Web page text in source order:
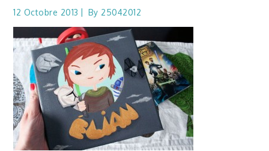
12 Octobre 2013 By 25042012